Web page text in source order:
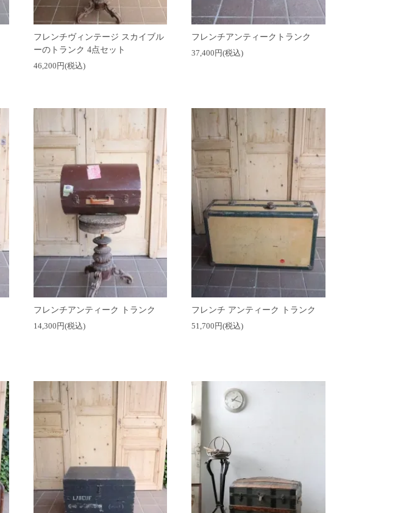
フレンチヴィンテージ スカイブル
ーのトランク 4点セット
46,200円(税込)
フレンチアンティークトランク
37,400円(税込)
フレンチアンティーク トランク
14,300円(税込)
フレンチ アンティーク トランク
51,700円(税込)